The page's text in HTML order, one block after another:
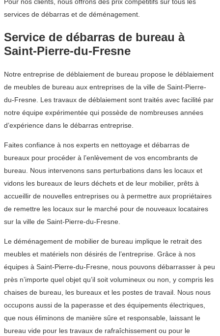
services de débarras et de déménagement.
Service de débarras de bureau à
Saint-Pierre-du-Fresne
Notre entreprise de déblaiement de bureau propose le déblaiement
de meubles de bureau aux entreprises de la ville de Saint-Pierre-
du-Fresne. Les travaux de déblaiement sont traités avec facilité par
notre équipe expérimentée qui possède de nombreuses années
d’expérience dans le débarras entreprise.
Faites confiance à nos experts en nettoyage et débarras de
bureaux pour procéder à l’enlèvement de vos encombrants de
bureau. Nous intervenons sans perturbations dans les locaux et
vidons les bureaux de leurs déchets et de leur mobilier, prêts à
accueillir de nouvelles entreprises ou à permettre aux propriétaires
de remettre les locaux sur le marché pour de nouveaux locataires
sur la ville de Saint-Pierre-du-Fresne.
Le déménagement de mobilier de bureau implique le retrait des
meubles et matériels non désirés de l’entreprise. Grâce à nos
équipes à Saint-Pierre-du-Fresne, nous pouvons débarrasser à peu
près n’importe quel objet qu’il soit volumineux ou non, y compris les
chaises de bureau, les bureaux et les postes de travail. Nous nous
occupons aussi de la paperasse et des équipements électriques,
que nous éliminons de manière sûre et responsable, laissant le
bureau vide pour les travaux de rafraîchissement ou pour le